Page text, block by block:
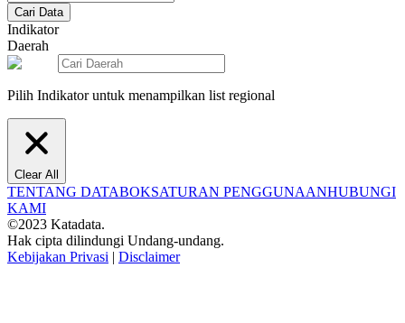
Cari Data
Indikator
Daerah
Pilih Indikator untuk menampilkan list regional
Clear All
TENTANG DATABOKSATURAN PENGGUNAANHUBUNGI
KAMI
©2023 Katadata.
Hak cipta dilindungi Undang-undang.
Kebijakan Privasi | Disclaimer